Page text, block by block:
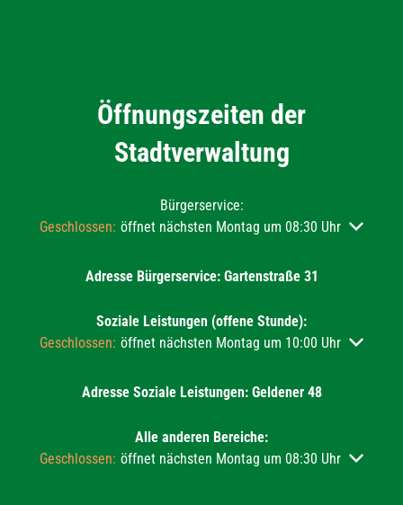
Öffnungszeiten der
Stadtverwaltung
Bürgerservice:
Klicken, um weitere Öffnungs- oder Schließzeiten
Geschlossen: öffnet nächsten Montag um 08:30 Uhr
Adresse Bürgerservice: Gartenstraße 31
Soziale Leistungen (offene Stunde):
Klicken, um weitere Öffnungs- oder Schließzeiten
Geschlossen: öffnet nächsten Montag um 10:00 Uhr
Adresse Soziale Leistungen: Geldener 48
Alle anderen Bereiche:
Klicken, um weitere Öffnungs- oder Schließzeiten
Geschlossen: öffnet nächsten Montag um 08:30 Uhr